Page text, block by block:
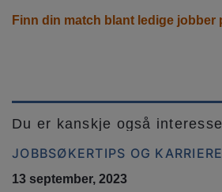
Finn din match blant ledige jobber
Du er kanskje også
JOBBSØKERTIPS OG
13 september, 2023